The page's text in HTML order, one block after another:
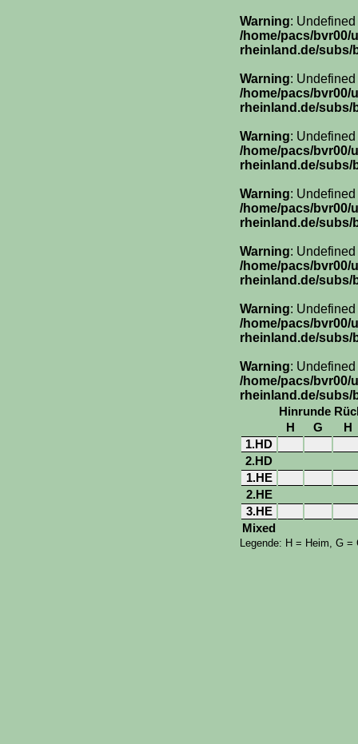
Warning:
/home/pacs/bvr00/
rheinland.de/subs/
Warning:
/home/pacs/bvr00/
rheinland.de/subs/
Warning:
/home/pacs/bvr00/
rheinland.de/subs/
Warning:
/home/pacs/bvr00/
rheinland.de/subs/
Warning:
/home/pacs/bvr00/
rheinland.de/subs/
Warning:
/home/pacs/bvr00/
rheinland.de/subs/
Warning:
/home/pacs/bvr00/
rheinland.de/subs/
Hinrunde
H
G
H
1.HD
2.HD
1.HE
2.HE
3.HE
Mixed
Legende: H = Heim, G =